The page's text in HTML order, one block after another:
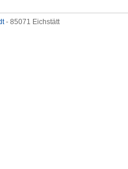
- 85071 Eichstätt